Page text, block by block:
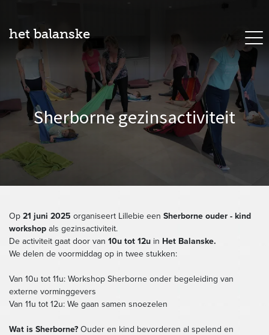
het balanske
Sherborne gezinsactiviteit
Op 21 juni 2025 organiseert Lillebie een Sherborne ouder - kind
workshop als gezinsactiviteit.
De activiteit gaat door van 10u tot 12u in Het Balanske.
We delen de voormiddag op in twee stukken:
Van 10u tot 11u: Workshop Sherborne onder begeleiding van
externe vorminggevers
Van 11u tot 12u: We gaan samen snoezelen
Wat is Sherborne? Ouder en kind bevorderen al spelend en